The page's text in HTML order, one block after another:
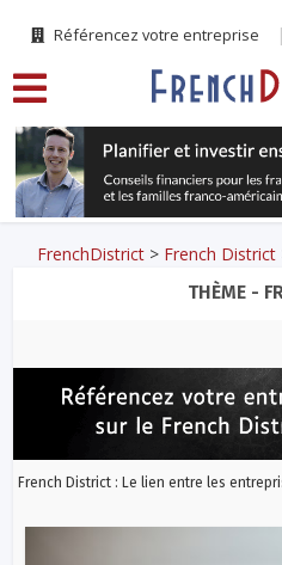
Référencez votre entreprise
FrenchDistrict > French District
THÈME -
French District : Le lien entre les